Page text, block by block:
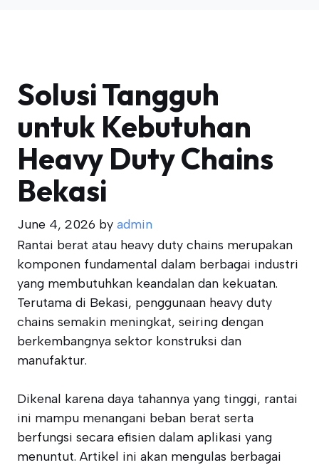
Solusi Tangguh
untuk Kebutuhan
Heavy Duty Chains
Bekasi
June 4, 2026 by admin
Rantai berat atau heavy duty chains merupakan
komponen fundamental dalam berbagai industri
yang membutuhkan keandalan dan kekuatan.
Terutama di Bekasi, penggunaan heavy duty
chains semakin meningkat, seiring dengan
berkembangnya sektor konstruksi dan
manufaktur.
Dikenal karena daya tahannya yang tinggi, rantai
ini mampu menangani beban berat serta
berfungsi secara efisien dalam aplikasi yang
menuntut. Artikel ini akan mengulas berbagai